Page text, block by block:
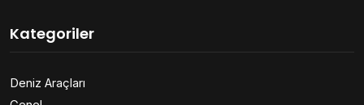
Kategoriler
Deniz Araçları